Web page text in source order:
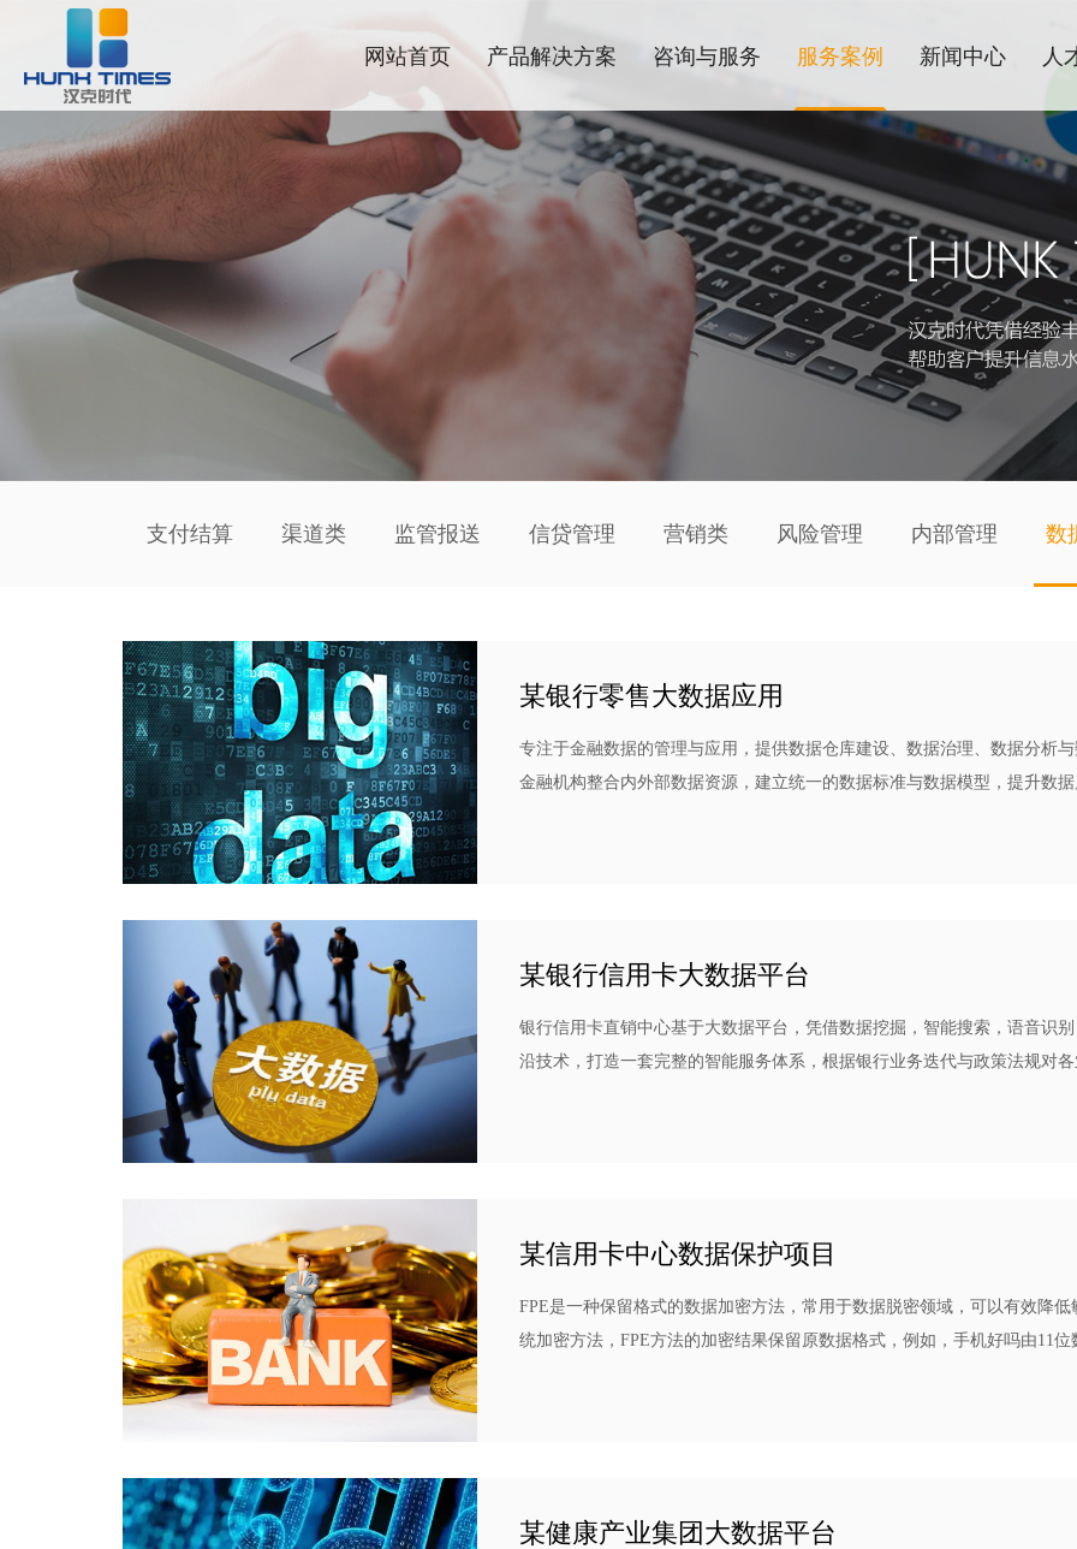
网站首页 产品解决方案 咨询与服务 服务案例 新闻中心 人
支付结算 渠道类 监管报送 信贷管理 营销类 风险管理 内部管理 数
某银行零售大数据应用
专注于金融数据的管理与应用，提供数据仓库建设、数据治理、数据分析
金融机构整合内外部数据资源，建立统一的数据标准与数据模型，提升数
某银行信用卡大数据平台
银行信用卡直销中心基于大数据平台，凭借数据挖掘，智能搜索，语音识
沿技术，打造一套完整的智能服务体系，根据银行业务迭代与政策法规对
某信用卡中心数据保护项目
FPE是一种保留格式的数据加密方法，常用于数据脱密领域，可以有效降
统加密方法，FPE方法的加密结果保留原数据格式，例如，手机好吗由11
某健康产业集团大数据平台